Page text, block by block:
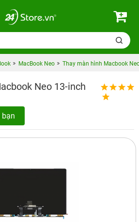
MacBook Neo Thay màn hình Macbook
Neo 13-inch
bạn